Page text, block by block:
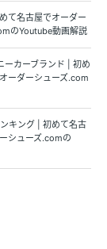
て名古屋でオーダー
のYoutube動画解説
ーカーブランド | 初め
ーダーシューズ.com
キング | 初めて名古
シューズ.comの